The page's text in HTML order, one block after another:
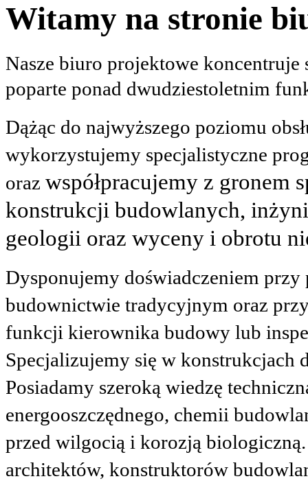
Witamy na stronie
Nasze biuro projektowe koncentruje
poparte ponad dwudziestoletnim
Dążąc do najwyższego poziomu
wykorzystujemy specjalistyczne
oraz współpracujemy z gronem
konstrukcji budowlanych,
geologii oraz wyceny i obrotu
Dysponujemy doświadczeniem
budownictwie tradycyjnym oraz
funkcji kierownika budowy lub
Specjalizujemy się w
Posiadamy szeroką wiedzę
energooszczędnego, chemii
przed wilgocią i korozją
architektów, konstruktorów